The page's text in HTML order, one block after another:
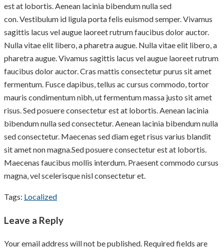
est at lobortis. Aenean lacinia bibendum nulla sed
con. Vestibulum id ligula porta felis euismod semper. Vivamus
sagittis lacus vel augue laoreet rutrum faucibus dolor auctor.
Nulla vitae elit libero, a pharetra augue. Nulla vitae elit libero, a
pharetra augue. Vivamus sagittis lacus vel augue laoreet rutrum
faucibus dolor auctor. Cras mattis consectetur purus sit amet
fermentum. Fusce dapibus, tellus ac cursus commodo, tortor
mauris condimentum nibh, ut fermentum massa justo sit amet
risus. Sed posuere consectetur est at lobortis. Aenean lacinia
bibendum nulla sed consectetur. Aenean lacinia bibendum nulla
sed consectetur. Maecenas sed diam eget risus varius blandit
sit amet non magna.Sed posuere consectetur est at lobortis.
Maecenas faucibus mollis interdum. Praesent commodo cursus
magna, vel scelerisque nisl consectetur et.
Tags: Localized
Leave a Reply
Your email address will not be published. Required fields are